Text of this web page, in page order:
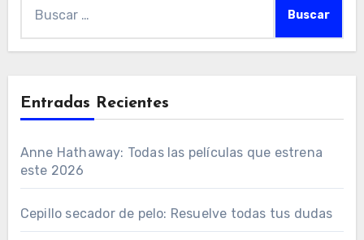
Entradas Recientes
Anne Hathaway: Todas las películas que estrena
este 2026
Cepillo secador de pelo: Resuelve todas tus dudas